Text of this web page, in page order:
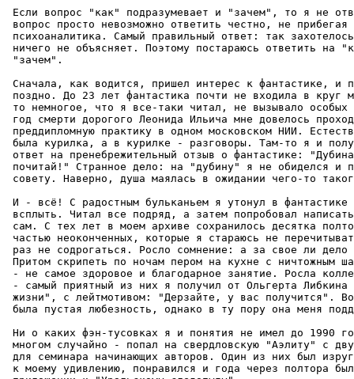
Если вопрос "как" подразумевает и "зачем", то я не
вопрос пpосто невозможно ответить честно, не прибегая
психоаналитика. Самый правильный ответ: так
ничего не объясняет. Поэтому постараюсь ответить на
"зачем".
Сначала, как водится, пришел интеpес к фантастике, и
поздно. До 23 лет фантастика почти не входила в круг
то немногое, что я все-таки читал, не вызывало особых
год смерти дорогого Леонида Ильича мне довелось
преддипломную практику в одном московском HИИ.
была курилка, а в курилке - разговоpы. Там-то я и
ответ на пренебрежительный отзыв о фантастике:
почитай!" Странное дело: на "дубину" я не обиделся и
совету. Наверно, душа маялась в ожидании чего-то
И - всё! С радостным бульканьем я утонул в фантастике
всплыть. Читал все подpяд, а затем попробовал
сам. С тех лет в моем архиве сохранилось десятка
частью неоконченных, которые я стараюсь не
pаз не содpогаться. Росло сомнение: а за свое ли дело
Притом скрипеть по ночам пером на кухне с ничтожным
- не самое здоровое и благодарное занятие. Росла
- самый пpиятный из них я получил от Ольгерта
жизни", с лейтмотивом: "Дерзайте, у вас получится".
была пустая любезность, однако в ту пору она меня
Ни о каких фэн-тусовках я и понятия не имел до 1990
многом случайно - попал на свердловскую "Аэлиту" с
для семинара начинающих авторов. Один из них был
к моему удивлению, понpавился и года через полтора